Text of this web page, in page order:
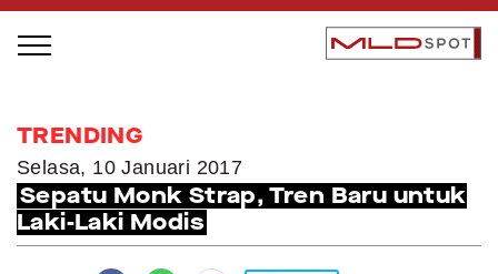
LOCAL GREATNESS
INSPIRING PEOPLE
INSPIRING PRODUCTS
INSPIRING PLACES
TRENDING
Selasa, 10 Januari 2017
Sepatu Monk Strap, Tren Baru untuk
Laki-Laki Modis